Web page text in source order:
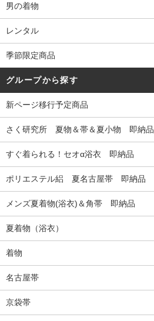
男の着物
レンタル
季節限定商品
グループから探す
新ページ移行予定商品
さく研究所 夏物＆帯＆夏小物 即納品
すぐ着られる！セオα浴衣 即納品
ポリエステル絽 夏名古屋帯 即納品
メンズ夏着物(浴衣)＆角帯 即納品
夏着物（浴衣）
着物
名古屋帯
京袋帯